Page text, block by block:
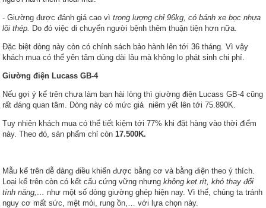
- Giường được đánh giá cao vìtrọng lượng chỉ 96kg, có bánh xe bọc nhựa
lõi thép. Do đó việc di chuyển người bệnh thêm thuận tiện hơn nữa.
Đặc biệt dòng này còn có chính sách bảo hành lên tới 36 tháng. Vì vậy
khách mua có thể yên tâm dùng dài lâu mà không lo phát sinh chi phí.
Giường điện Lucass GB-4
Nếu gợi ý kể trên chưa làm bạn hài lòng thì giường điện Lucass GB-4 cũng
rất đáng quan tâm. Dòng này có mức giá niêm yết lên tới 75.890K.
Tuy nhiên khách mua có thể tiết kiệm tới 77% khi đặt hàng vào thời điểm
này. Theo đó, sản phẩm chỉ còn 17.500K.
Mẫu kể trên dễ dàng điều khiển được bằng cơ và bằng điện theo ý thích.
Loại kể trên còn có kết cấu cứng vững nhưngkhông kẹt rít, khó thay đổi
tính năng,… như một số dòng giường ghép hiện nay. Vì thế, chúng ta tránh
nguy cơ mất sức, mệt mỏi, rung ồn,… với lựa chọn này.